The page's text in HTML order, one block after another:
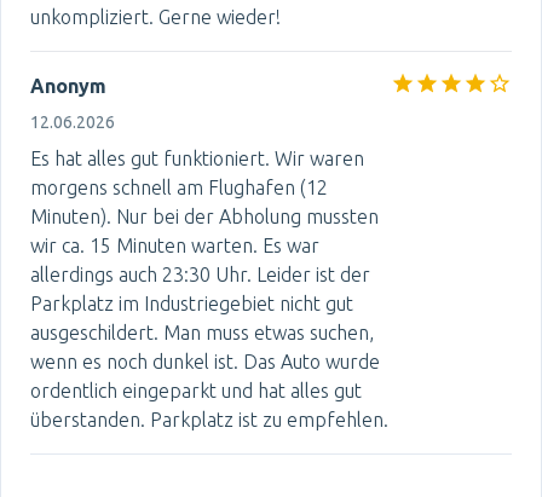
unkompliziert. Gerne wieder!
Anonym
12.06.2026
Es hat alles gut funktioniert. Wir waren
morgens schnell am Flughafen (12
Minuten). Nur bei der Abholung mussten
wir ca. 15 Minuten warten. Es war
allerdings auch 23:30 Uhr. Leider ist der
Parkplatz im Industriegebiet nicht gut
ausgeschildert. Man muss etwas suchen,
wenn es noch dunkel ist. Das Auto wurde
ordentlich eingeparkt und hat alles gut
überstanden. Parkplatz ist zu empfehlen.